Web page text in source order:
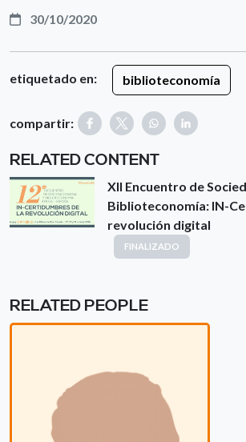
30/10/2020
etiquetado en: biblioteconomía
compartir:
RELATED CONTENT
XII Encuentro de
Biblioteconomía: IN-
revolución digital
FINALIZADO
RELATED PEOPLE